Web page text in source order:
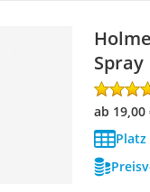
Spray
ab 19,00
Platz